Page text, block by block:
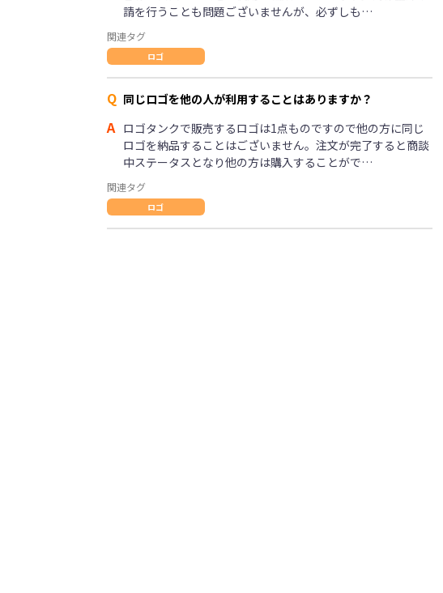
請を行うことも問題ございませんが、必ずしも…
関連タグ
ロゴ
Q 同じロゴを他の人が利用することはありますか？
A ロゴタンクで販売するロゴは1点ものですので他の方に同じ
ロゴを納品することはございません。注文が完了すると商談
中ステータスとなり他の方は購入することがで…
関連タグ
ロゴ